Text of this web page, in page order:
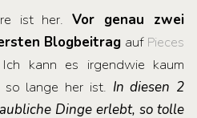
ist her.Vor genau zwei
Blogbeitrag auf Pieces
kann es irgendwie kaum
so lange her ist. In diesen 2
Dinge erlebt, so tolle